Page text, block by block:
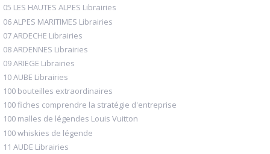
05 LES HAUTES ALPES Librairies
06 ALPES MARITIMES Librairies
07 ARDECHE Librairies
08 ARDENNES Librairies
09 ARIEGE Librairies
10 AUBE Librairies
100 bouteilles extraordinaires
100 fiches comprendre la stratégie d'entreprise
100 malles de légendes Louis Vuitton
100 whiskies de légende
11 AUDE Librairies